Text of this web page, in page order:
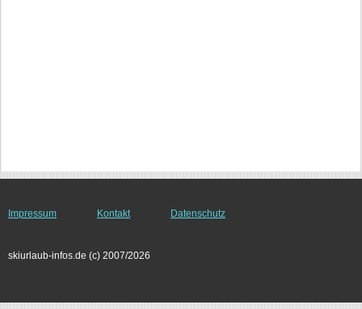
Impressum Kontakt Datenschutz
skiurlaub-infos.de (c) 2007/2026